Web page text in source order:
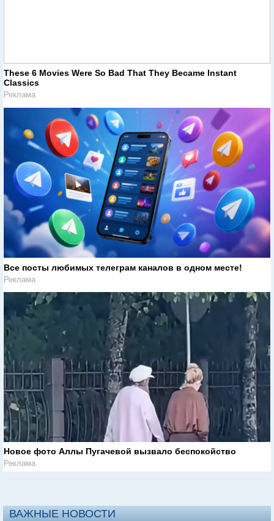
These 6 Movies Were So Bad That They Became Instant
Classics
Реклама
Все посты любимых телеграм каналов в одном месте!
Реклама
Новое фото Аллы Пугачевой вызвало беспокойство
Реклама
ВАЖНЫЕ НОВОСТИ